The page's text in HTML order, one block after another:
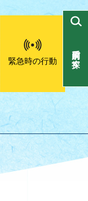
緊急時の行動 目的別で探す